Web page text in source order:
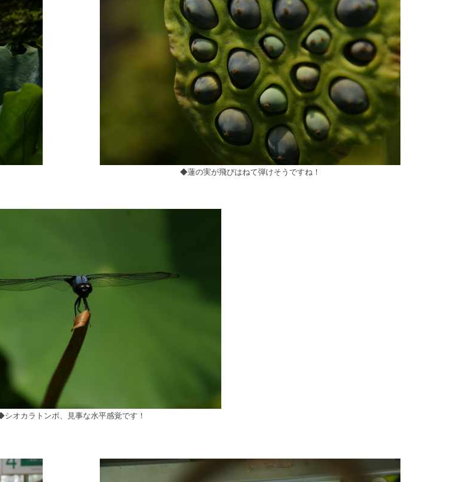
◆蓮の実が飛びはねて弾けそうですね！
シオカラトンボ、見事な水平感覚です！